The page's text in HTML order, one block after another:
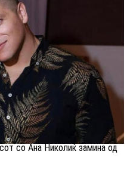
со Ана Николиќ замина од